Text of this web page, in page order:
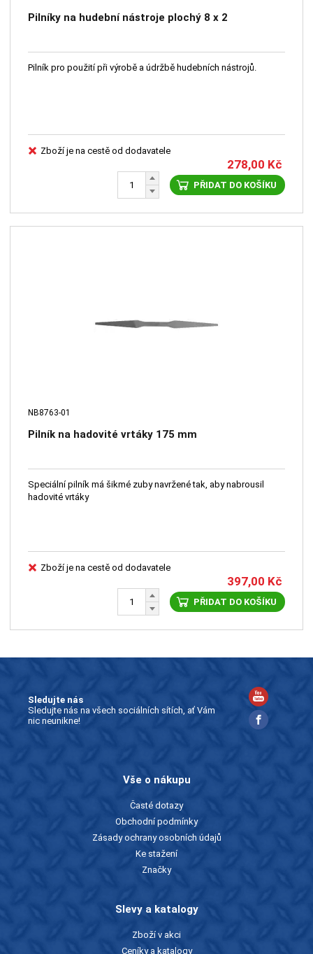
Pilníky na hudební nástroje plochý 8 x 2
Pilník pro použití při výrobě a údržbě hudebních nástrojů.
Zboží je na cestě od dodavatele
278,00 Kč
PŘIDAT DO KOŠÍKU
NB8763-01
Pilník na hadovité vrtáky 175 mm
Speciální pilník má šikmé zuby navržené tak, aby nabrousil
hadovité vrtáky
Zboží je na cestě od dodavatele
397,00 Kč
PŘIDAT DO KOŠÍKU
Sledujte nás
Sledujte nás na všech sociálních sítích, ať Vám
nic neunikne!
Vše o nákupu
Časté dotazy
Obchodní podmínky
Zásady ochrany osobních údajů
Ke stažení
Značky
Slevy a katalogy
Zboží v akci
Ceníky a katalogy